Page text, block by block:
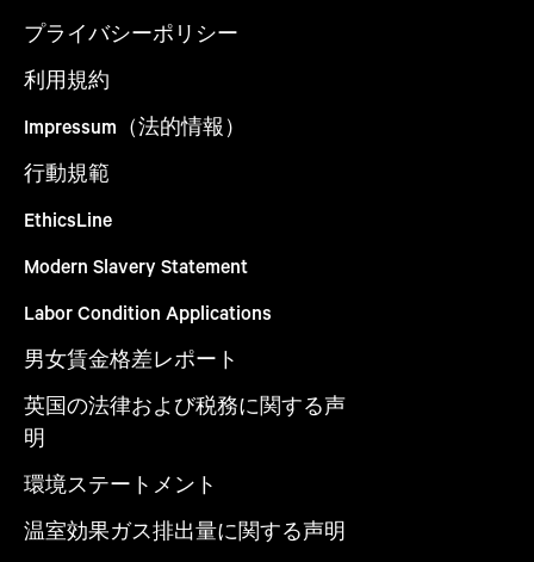
プライバシーポリシー
利用規約
Impressum（法的情報）
行動規範
EthicsLine
Modern Slavery Statement
Labor Condition Applications
男女賃金格差レポート
英国の法律および税務に関する声
明
環境ステートメント
温室効果ガス排出量に関する声明